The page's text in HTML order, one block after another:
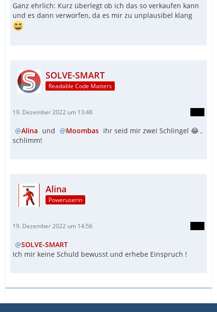
Ganz ehrlich: Kurz überlegt ob ich das so verkaufen kann
und es dann verworfen, da es mir zu unplausibel klang
SOLVE-SMART
Readable Code Matters
19. Dezember 2022 um 13:48
Alina und Moombas ihr seid mir zwei Schlingel 😂 ,
schlimm!
Alina
Poweruserin
19. Dezember 2022 um 14:56
SOLVE-SMART
Ich mir keine Schuld bewusst und erhebe Einspruch !